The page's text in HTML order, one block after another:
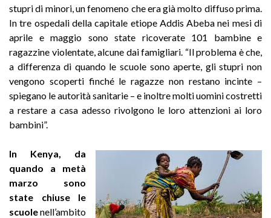
stupri di minori, un fenomeno che era già molto diffuso prima.
In tre ospedali della capitale etiope Addis Abeba nei mesi di
aprile e maggio sono state ricoverate 101 bambine e
ragazzine violentate, alcune dai famigliari. “Il problema è che,
a differenza di quando le scuole sono aperte, gli stupri non
vengono scoperti finché le ragazze non restano incinte –
spiegano le autorità sanitarie – e inoltre molti uomini costretti
a restare a casa adesso rivolgono le loro attenzioni ai loro
bambini”.
In Kenya, da
quando a metà
marzo sono
state chiuse le
scuolenell’ambito